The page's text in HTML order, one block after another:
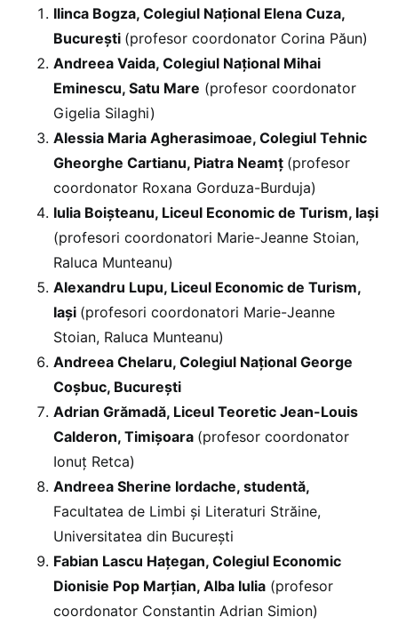
Ilinca Bogza, Colegiul Național Elena Cuza,
București (profesor coordonator Corina Păun)
Andreea Vaida, Colegiul Național Mihai
Eminescu, Satu Mare (profesor coordonator
Gigelia Silaghi)
Alessia Maria Agherasimoae, Colegiul Tehnic
Gheorghe Cartianu, Piatra Neamț (profesor
coordonator Roxana Gorduza-Burduja)
Iulia Boișteanu, Liceul Economic de Turism, Iași
(profesori coordonatori Marie-Jeanne Stoian,
Raluca Munteanu)
Alexandru Lupu, Liceul Economic de Turism,
Iași (profesori coordonatori Marie-Jeanne
Stoian, Raluca Munteanu)
Andreea Chelaru, Colegiul Național George
Coșbuc, București
Adrian Grămadă, Liceul Teoretic Jean-Louis
Calderon, Timișoara (profesor coordonator
Ionuț Retca)
Andreea Sherine Iordache, studentă,
Facultatea de Limbi și Literaturi Străine,
Universitatea din București
Fabian Lascu Hațegan, Colegiul Economic
Dionisie Pop Marțian, Alba Iulia (profesor
coordonator Constantin Adrian Simion)